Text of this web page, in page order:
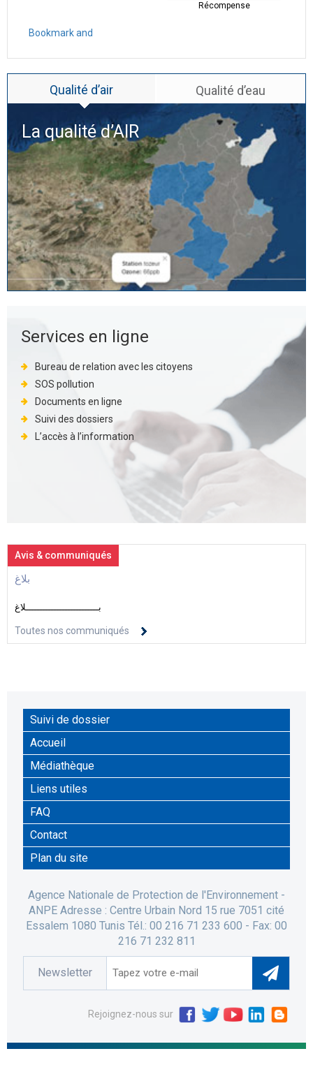
Récompense
Qualité d’air Qualité d’eau
La qualité d’AIR
Services en ligne
Bureau de relation avec les citoyens
SOS pollution
Documents en ligne
Suivi des dossiers
L’accès à l’information
Avis & communiqués
بلاغ
بــــــــــــــــــــــــــلاغ
Toutes nos communiqués
Suivi de dossier
Accueil
Médiathèque
Liens utiles
FAQ
Contact
Plan du site
Agence Nationale de Protection de l'Environnement -
ANPE Adresse : Centre Urbain Nord 15 rue 7051 cité
Essalem 1080 Tunis Tél.: 00 216 71 233 600 - Fax: 00
216 71 232 811
Newsletter
Rejoignez-nous sur